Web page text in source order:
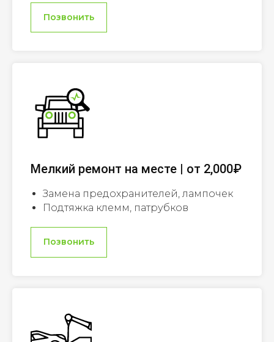
Позвонить
Мелкий ремонт на месте | от 2,000₽
Замена предохранителей, лампочек
Подтяжка клемм, патрубков
Позвонить